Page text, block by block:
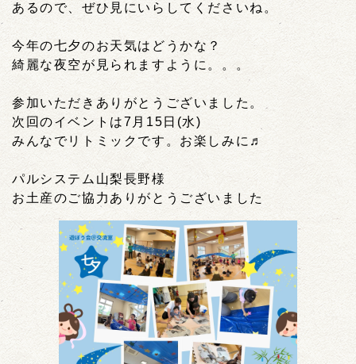
あるので、ぜひ見にいらしてくださいね。
今年の七夕のお天気はどうかな？
綺麗な夜空が見られますように。。。
参加いただきありがとうございました。
次回のイベントは7月15日(水)
みんなでリトミックです。お楽しみに♬
パルシステム山梨長野様
お土産のご協力ありがとうございました